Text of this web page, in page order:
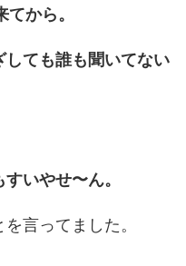
から。
しても誰も聞いてない
いやせ〜ん。
言ってました。